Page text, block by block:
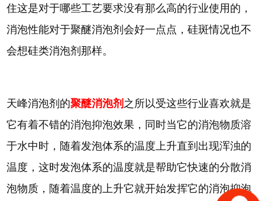
住这是对于哪些工艺要求没有那么高的行业使用的，
消泡性能对于聚醚消泡剂会好一点点，硅斑情况也不
会想硅类消泡剂那样。
天峰消泡剂的聚醚消泡剂 之所以受这些行业喜欢就是
它有着不错的消泡抑泡效果，同时当它的消泡物质溶
于水中时，随着发泡体系的温度上升直到出现浑浊的
温度，这时发泡体系的温度就是帮助它快速的分散消
泡物质，随着温度的上升它就开始发挥它的消泡抑泡